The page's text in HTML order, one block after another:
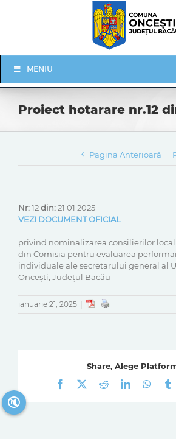
Navigation
MENIU
Proiect hotarare nr.12
Pagina Anterioară
Nr:12din:21 01 2025
VEZI DOCUMENT OFICIAL
privind nominalizarea consilierilor
din Comisia pentru evaluarea
individuale ale secretarului general al
Oncești, Județul Bacău
ianuarie 21, 2025
Share, Alege
Facebook
RedditLinkedIn
🔇